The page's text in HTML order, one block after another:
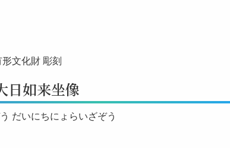
形文化財 彫刻
日如来坐像
だいにちにょらいざぞう